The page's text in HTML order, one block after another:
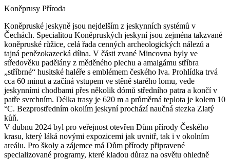
Koněprusy Příroda
Koněpruské jeskyně jsou nejdelším z jeskynních systémů v
Čechách. Specialitou Koněpruských jeskyní jsou zejména takzvané
koněpruské růžice, celá řada cenných archeologických nálezů a
tajná penězokazecká dílna. V části zvané Mincovna byly ve
středověku padělány z měděného plechu a amalgámu stříbra
„stříbrné“ husitské haléře s emblémem českého lva. Prohlídka trvá
cca 60 minut a začíná vstupem ve stěně starého lomu, vede
jeskynními chodbami přes několik dómů středního patra a končí v
patře svrchním. Délka trasy je 620 m a průměrná teplota je kolem 10
°C. Bezprostředním okolím jeskyní prochází naučná stezka Zlatý
kůň.
V dubnu 2024 byl pro veřejnost otevřen Dům přírody Českého
krasu, který láká novými expozicemi jak uvnitř, tak i v okolním
areálu. Pro školy a zájemce má Dům přírody připravené
specializované programy, které kladou důraz na osvětu ohledně